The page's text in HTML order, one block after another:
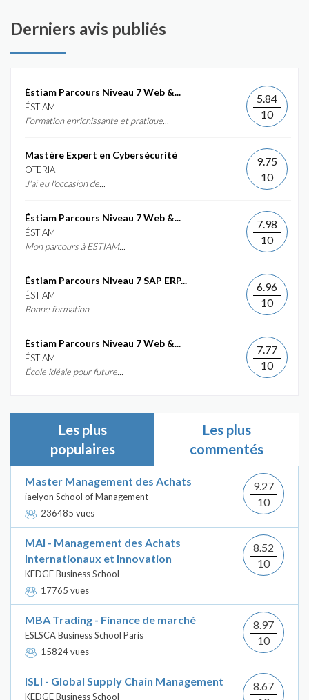
Derniers avis publiés
Éstiam Parcours Niveau 7 Web &...
ÉSTIAM
Formation enrichissante et pratique...
5.84
10
Mastère Expert en Cybersécurité
OTERIA
J'ai eu l'occasion de...
9.75
10
Éstiam Parcours Niveau 7 Web &...
ÉSTIAM
Mon parcours à ESTIAM...
7.98
10
Éstiam Parcours Niveau 7 SAP ERP...
ÉSTIAM
Bonne formation
6.96
10
Éstiam Parcours Niveau 7 Web &...
ÉSTIAM
École idéale pour future...
7.77
10
Les plus
populaires
Les plus
commentés
Master Management des Achats
iaelyon School of Management
236485 vues
9.27
10
MAI - Management des Achats
Internationaux et Innovation
KEDGE Business School
17765 vues
8.52
10
MBA Trading - Finance de marché
ESLSCA Business School Paris
15824 vues
8.97
10
ISLI - Global Supply Chain Management
KEDGE Business School
8.67